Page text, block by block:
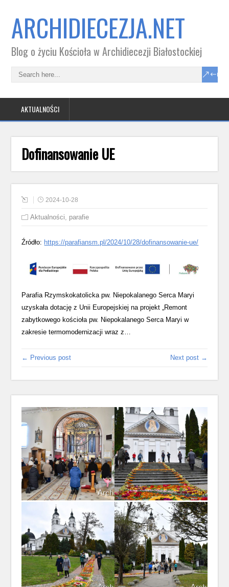
ARCHIDIECEZJA.NET
Blog o życiu Kościoła w Archidiecezji Białostockiej
AKTUALNOŚCI
Dofinansowanie UE
2024-10-28
Aktualności, parafie
Źródło: https://parafiansm.pl/2024/10/28/dofinansowanie-ue/
Parafia Rzymskokatolicka pw. Niepokalanego Serca Maryi
uzyskała dotację z Unii Europejskiej na projekt „Remont
zabytkowego kościoła pw. Niepokalanego Serca Maryi w
zakresie termomodernizacji wraz z…
← Previous post Next post →